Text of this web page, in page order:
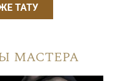
ТАТУ
мастера